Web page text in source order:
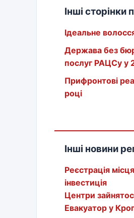
Інші сторінки
Ідеальне
Держава без
послуг РАЦСу у
Прифронтові
році
Інші новини
Реєстрація
інвестиція
Центри
Евакуатор у